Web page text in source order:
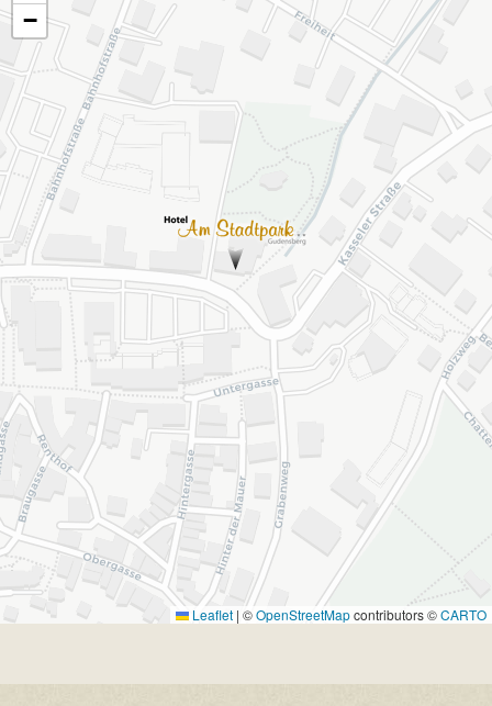
−
Leaflet | ©OpenStreetMapcontributors ©CARTO